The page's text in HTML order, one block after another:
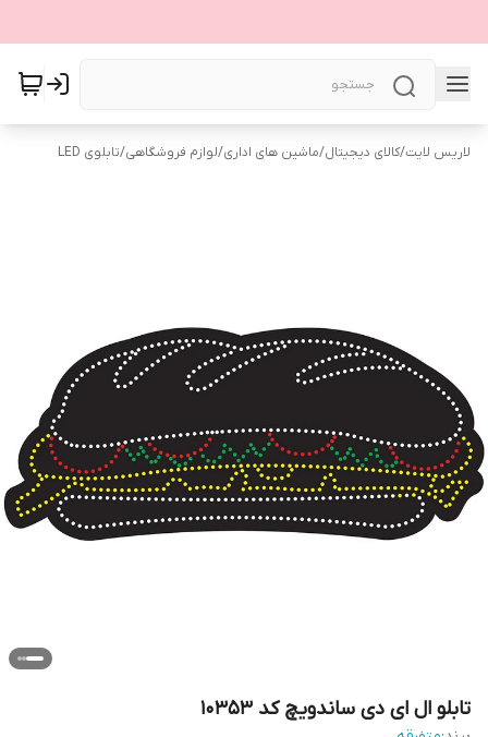
لاریس لایت/کالای دیجیتال/ماشین های اداری/لوازم فروشگاهی/تابلوی LED
تابلو ال ای دی ساندویچ کد 10353